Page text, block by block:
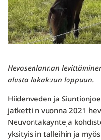
Hevosenlannan
alusta lokakuun loppuun.
Hiidenveden ja
jatkettiin vuonna 2021
Neuvontakäyntejä
yksityisiin talleihin ja